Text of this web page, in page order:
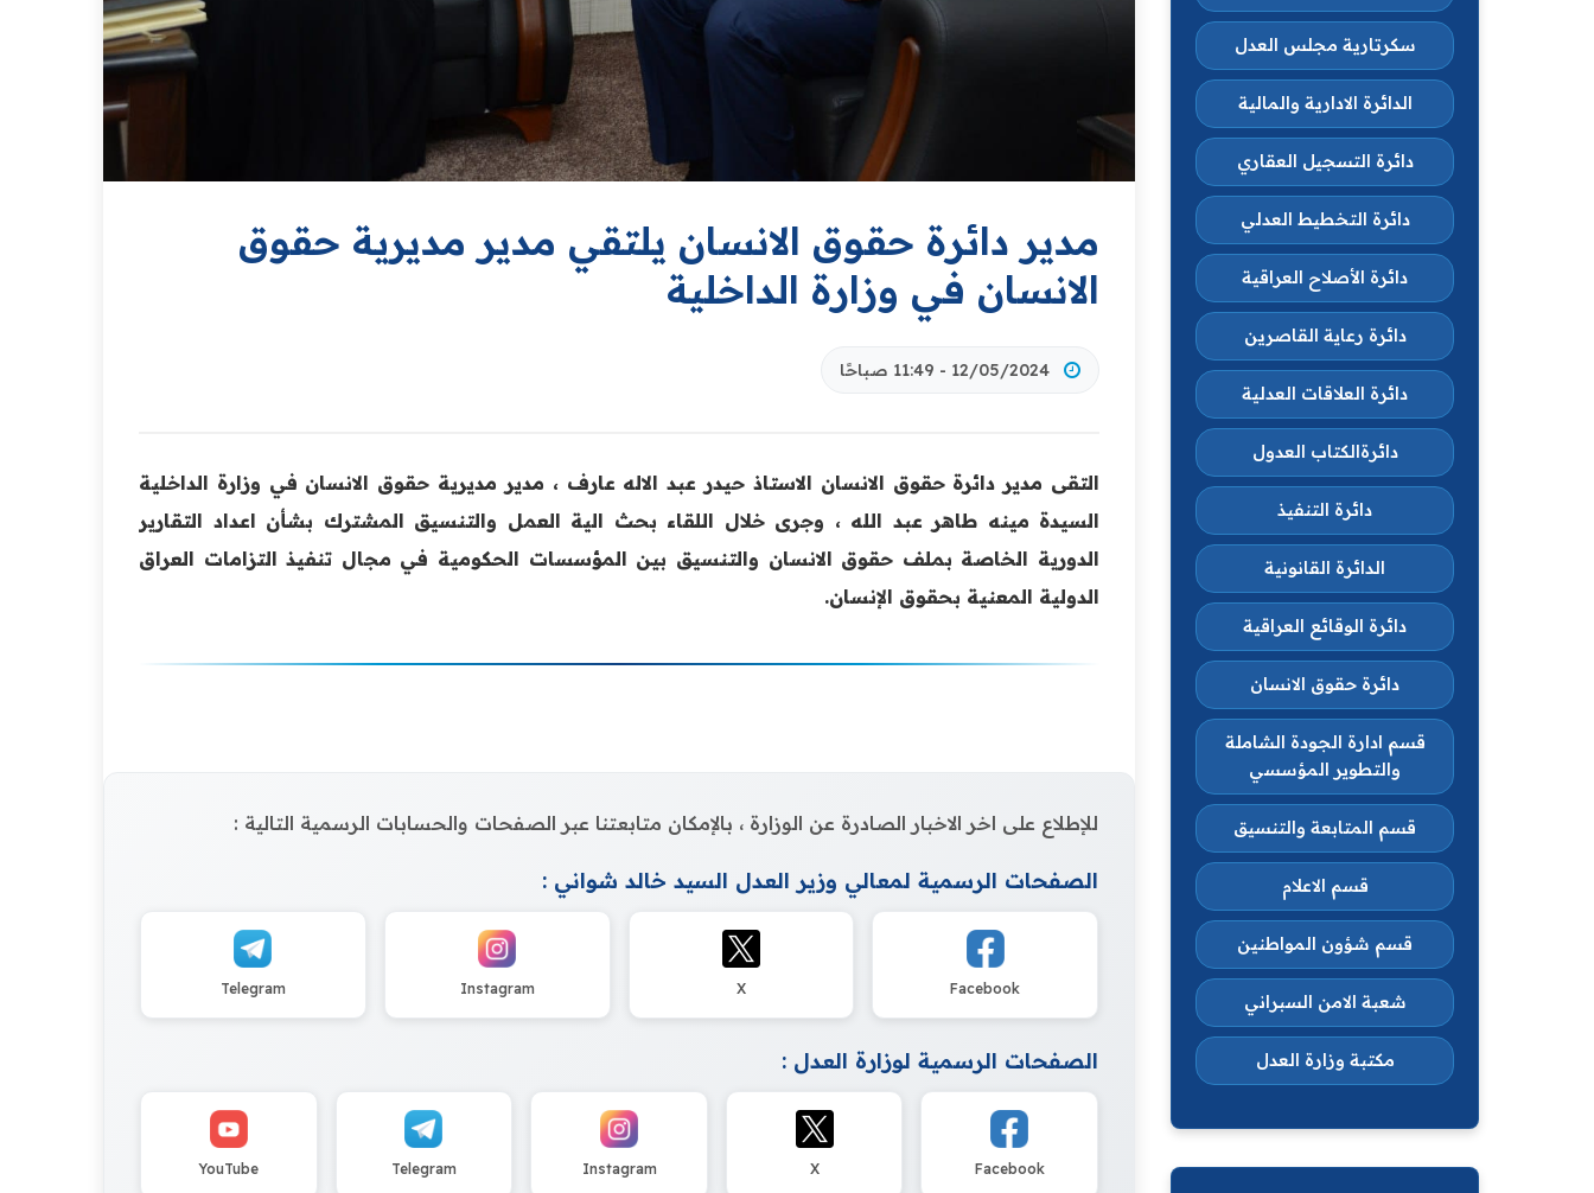
مدير دائرة حقوق الانسان يلتقي مدير مديرية حقوق
الانسان في وزارة الداخلية
12/05/2024 - 11:49 صباحًا
التقى مدير دائرة حقوق الانسان الاستاذ حيدر عبد الاله عارف ، مدير مديرية حقوق الانسان في وزارة الداخلية
السيدة مينه طاهر عبد الله ، وجرى خلال اللقاء بحث الية العمل والتنسيق المشترك بشأن اعداد التقارير
الدورية الخاصة بملف حقوق الانسان والتنسيق بين المؤسسات الحكومية في مجال تنفيذ التزامات ‏العراق
الدولية المعنية بحقوق الإنسان.
للإطلاع على اخر الاخبار الصادرة عن الوزارة ، بالإمكان متابعتنا عبر الصفحات والحسابات الرسمية التالية :
الصفحات الرسمية لمعالي وزير العدل السيد خالد شواني :
Facebook
X
Instagram
Telegram
الصفحات الرسمية لوزارة العدل :
Facebook
X
Instagram
Telegram
YouTube
سكرتارية مجلس العدل
الدائرة الادارية والمالية
دائرة التسجيل العقاري
دائرة التخطيط العدلي
دائرة الأصلاح العراقية
دائرة رعاية القاصرين
دائرة العلاقات العدلية
دائرةالكتاب العدول
دائرة التنفيذ
الدائرة القانونية
دائرة الوقائع العراقية
دائرة حقوق الانسان
قسم ادارة الجودة الشاملة
والتطوير المؤسسي
قسم المتابعة والتنسيق
قسم الاعلام
قسم شؤون المواطنين
شعبة الامن السبراني
مكتبة وزارة العدل